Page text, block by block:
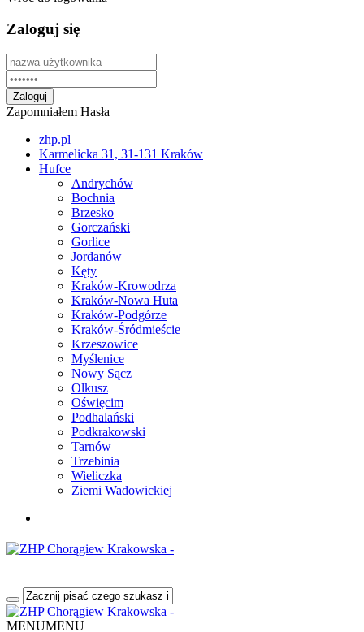
Zaloguj się
Zapomniałem Hasła
zhp.pl
Karmelicka 31, 31-131 Kraków
Hufce
Andrychów
Bochnia
Brzesko
Gorczański
Gorlice
Jordanów
Kęty
Kraków-Krowodrza
Kraków-Nowa Huta
Kraków-Podgórze
Kraków-Śródmieście
Krzeszowice
Myślenice
Nowy Sącz
Olkusz
Oświęcim
Podhalański
Podkrakowski
Tarnów
Trzebinia
Wieliczka
Ziemi Wadowickiej
MENUMENU